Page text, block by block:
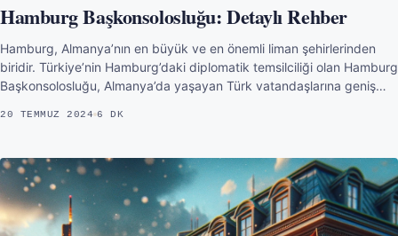
Hamburg Başkonsolosluğu: Detaylı Rehber
Hamburg, Almanya’nın en büyük ve en önemli liman şehirlerinden
biridir. Türkiye’nin Hamburg’daki diplomatik temsilciliği olan Hamburg
Başkonsolosluğu, Almanya’da yaşayan Türk vatandaşlarına geniş…
20 TEMMUZ 2024 6 DK